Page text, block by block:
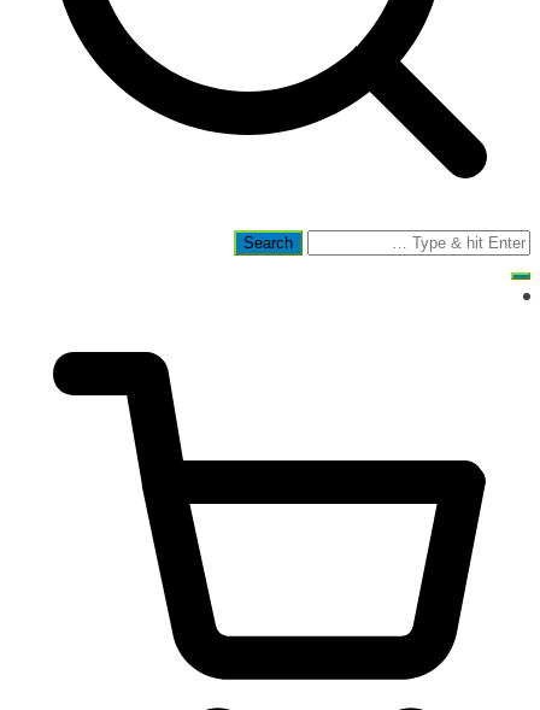
Search
for: